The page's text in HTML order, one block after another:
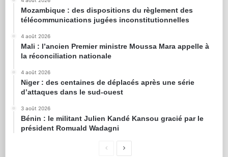
Mozambique : des dispositions du règlement des
télécommunications jugées inconstitutionnelles
4 août 2026
Mali : l’ancien Premier ministre Moussa Mara appelle à
la réconciliation nationale
4 août 2026
Niger : des centaines de déplacés après une série
d’attaques dans le sud-ouest
3 août 2026
Bénin : le militant Julien Kandé Kansou gracié par le
président Romuald Wadagni